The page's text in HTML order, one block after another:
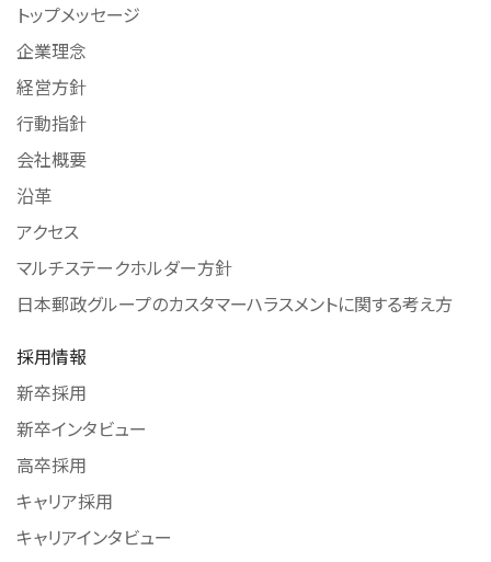
トップメッセージ
企業理念
経営方針
行動指針
会社概要
沿革
アクセス
マルチステークホルダー方針
日本郵政グループのカスタマーハラスメントに関する考え方
採用情報
新卒採用
新卒インタビュー
高卒採用
キャリア採用
キャリアインタビュー